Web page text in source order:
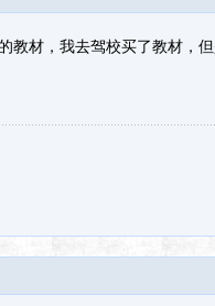
教材，我去驾校买了教材，